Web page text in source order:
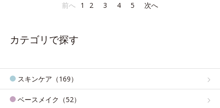
前へ 1 2 3 4 5 次へ
カテゴリで探す
スキンケア（169）
ベースメイク（52）